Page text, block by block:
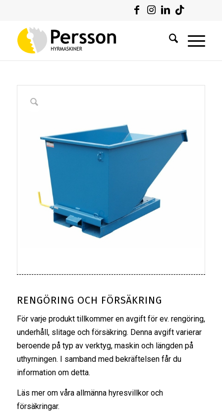
RENGÖRING OCH FÖRSÄKRING
För varje produkt tillkommer en avgift för ev. rengöring,
underhåll, slitage och försäkring. Denna avgift varierar
beroende på typ av verktyg, maskin och längden på
uthyrningen. I samband med bekräftelsen får du
information om detta.
Läs mer om våra allmänna hyresvillkoroch
försäkringar.